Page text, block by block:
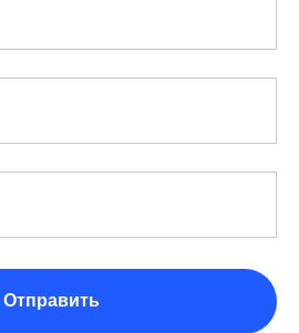
Отправить